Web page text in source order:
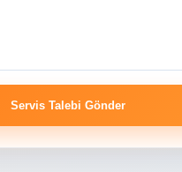
Servis Talebi Gönder